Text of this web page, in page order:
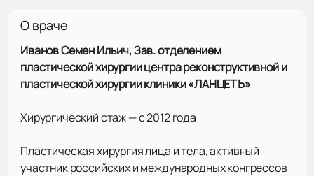
О враче
Иванов Семен Ильич,Зав. отделением
пластической хирургии центра реконструктивной и
пластической хирургии клиники «ЛАНЦЕТЪ»
Хирургический стаж — с 2012 года
Пластическая хирургия лица и тела, активный
участник российских и международных конгрессов